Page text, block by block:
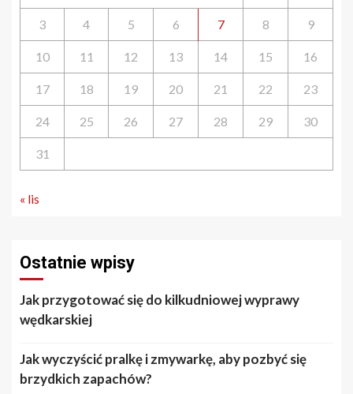
3 4 5 6 7 8 9
10 11 12 13 14 15 16
17 18 19 20 21 22 23
24 25 26 27 28 29 30
31
« lis
Ostatnie wpisy
Jak przygotować się do kilkudniowej wyprawy
wędkarskiej
Jak wyczyścić pralkę i zmywarkę, aby pozbyć się
brzydkich zapachów?